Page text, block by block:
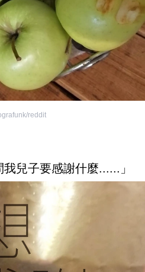
reddit
兒子要感謝什麼......」